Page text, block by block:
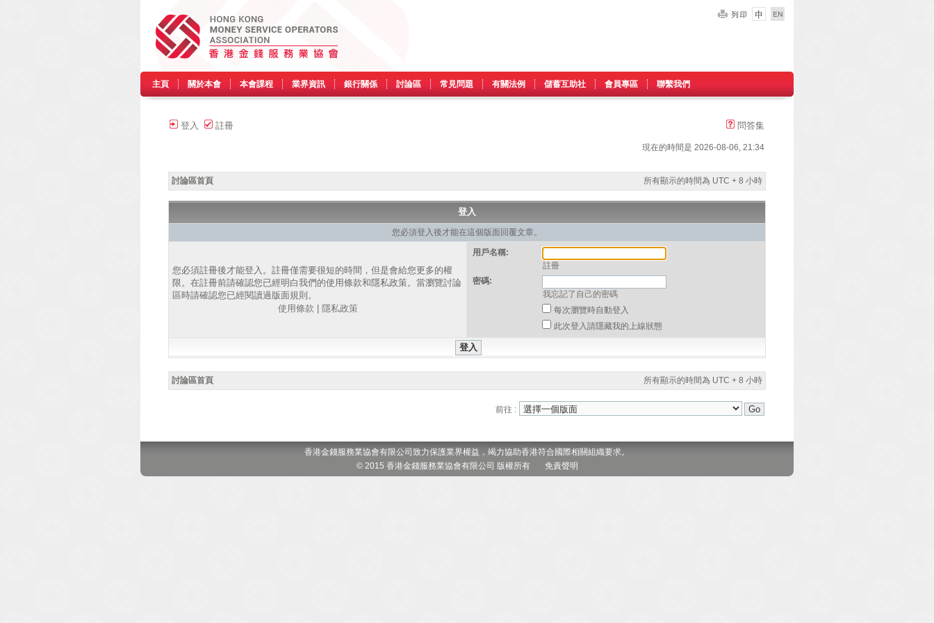
主頁 關於本會 本會課程 業界資訊 銀行關係 討論區 常見問題 有關法例 儲蓄互助社 會員專區 聯繫我們
登入 註冊 問答集
現在的時間是 2026-08-06, 21:34
討論區首頁 所有顯示的時間為 UTC + 8 小時
登入
您必須登入後才能在這個版面回覆文章。
您必須註冊後才能登入。註冊僅需要很短的時間，但是會給您更多的權
限。在註冊前請確認您已經明白我們的使用條款和隱私政策。當瀏覽討論
區時請確認您已經閱讀過版面規則。
使用條款
隱私政策
用戶名稱:
註冊
密碼:
我忘記了自己的密碼
每次瀏覽時自動登入
此次登入請隱藏我的上線狀態
討論區首頁 所有顯示的時間為 UTC + 8 小時
前往 :
香港金錢服務業協會有限公司致力保護業界權益，竭力協助香港符合國際相關組織要求。
© 2015 香港金錢服務業協會有限公司 版權所有 免責聲明